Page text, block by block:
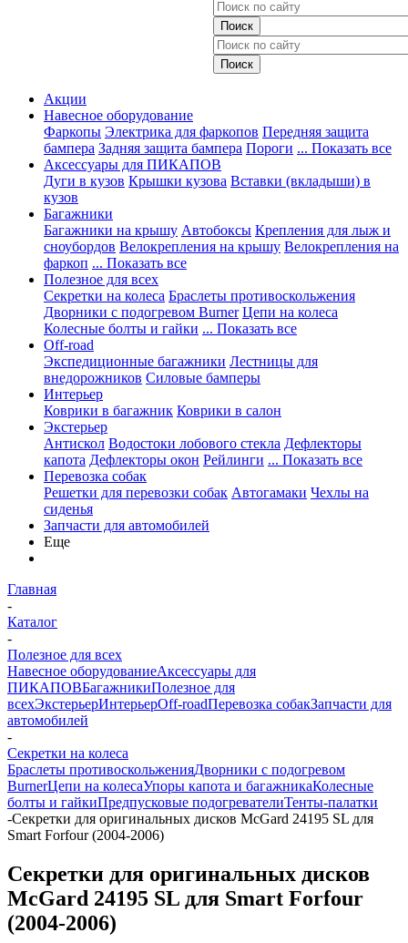
Акции
Навесное оборудование
Фаркопы Электрика для фаркопов Передняя защита
бампера Задняя защита бампера Пороги ... Показать все
Аксессуары для ПИКАПОВ
Дуги в кузов Крышки кузова Вставки (вкладыши) в
кузов
Багажники
Багажники на крышу Автобоксы Крепления для лыж и
сноубордов Велокрепления на крышу Велокрепления на
фаркоп ... Показать все
Полезное для всех
Секретки на колеса Браслеты противоскольжения
Дворники с подогревом Burner Цепи на колеса
Колесные болты и гайки ... Показать все
Off-road
Экспедиционные багажники Лестницы для
внедорожников Силовые бамперы
Интерьер
Коврики в багажник Коврики в салон
Экстерьер
Антискол Водостоки лобового стекла Дефлекторы
капота Дефлекторы окон Рейлинги ... Показать все
Перевозка собак
Решетки для перевозки собак Автогамаки Чехлы на
сиденья
Запчасти для автомобилей
Еще
Главная
-
Каталог
-
Полезное для всех
Навесное оборудованиеАксессуары для
ПИКАПОВБагажникиПолезное для
всехЭкстерьерИнтерьерOff-roadПеревозка собакЗапчасти для
автомобилей
-
Секретки на колеса
Браслеты противоскольженияДворники с подогревом
BurnerЦепи на колесаУпоры капота и багажникаКолесные
болты и гайкиПредпусковые подогревателиТенты-палатки
-Секретки для оригинальных дисков McGard 24195 SL для
Smart Forfour (2004-2006)
Секретки для оригинальных дисков
McGard 24195 SL для Smart Forfour
(2004-2006)